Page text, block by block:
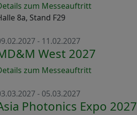
zum Messeauftritt
8a, Stand F29
- 11.02.2027
West 2027
zum Messeauftritt
- 05.03.2027
Photonics Expo 2027